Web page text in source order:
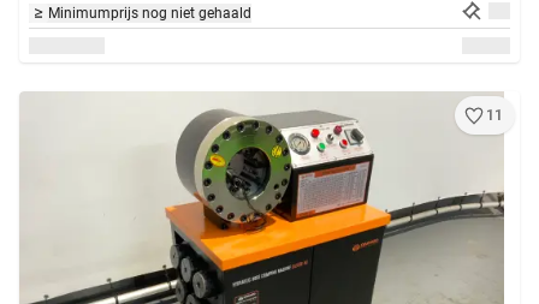
Minimumprijs nog niet gehaald
11